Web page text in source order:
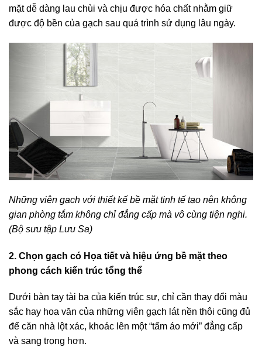
mặt dễ dàng lau chùi và chịu được hóa chất nhằm giữ
được độ bền của gạch sau quá trình sử dụng lâu ngày.
Những viên gạch với thiết kế bề mặt tinh tế tạo nên không
gian phòng tắm không chỉ đẳng cấp mà vô cùng tiện nghi.
(Bộ sưu tập Lưu Sa)
2. Chọn gạch có Họa tiết và hiệu ứng bề mặt theo
phong cách kiến trúc tổng thể
Dưới bàn tay tài ba của kiến trúc sư, chỉ cần thay đổi màu
sắc hay hoa văn của những viên gạch lát nền thôi cũng đủ
để căn nhà lột xác, khoác lên một “tấm áo mới” đẳng cấp
và sang trọng hơn.